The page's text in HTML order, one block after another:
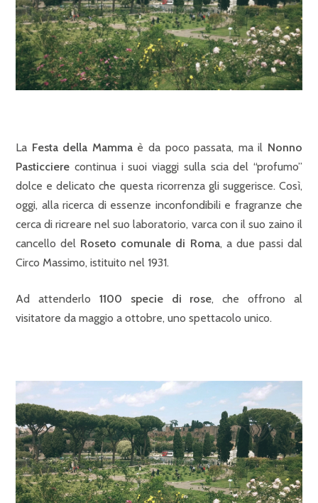
La Festa della Mammaè da poco passata, ma il Nonno
Pasticciere continua i suoi viaggi sulla scia del “profumo”
dolce e delicato che questa ricorrenza gli suggerisce. Così,
oggi, alla ricerca di essenze inconfondibili e fragranze che
cerca di ricreare nel suo laboratorio, varca con il suo zaino il
cancello del Roseto comunale di Roma, a due passi dal
Circo Massimo, istituito nel 1931.
Ad attenderlo 1100 specie di rose, che offrono al
visitatore da maggio a ottobre, uno spettacolo unico.